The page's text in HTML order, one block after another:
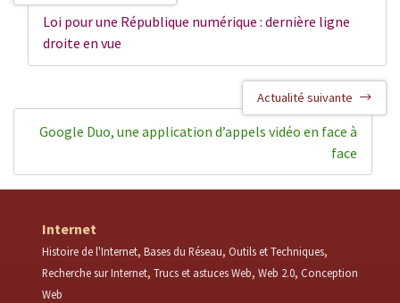
Loi pour une République numérique : dernière ligne
droite en vue
Actualité suivante
Google Duo, une application d’appels vidéo en face à
face
Internet
Histoire de l'Internet Bases du Réseau Outils et Techniques
Recherche sur Internet Trucs et astuces Web Web 2.0 Conception
Web